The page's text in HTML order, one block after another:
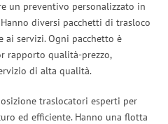
un preventivo personalizzato in
diversi pacchetti di trasloco
ai servizi. Ogni pacchetto è
rapporto qualità-prezzo,
di alta qualità.
traslocatori esperti per
ed efficiente. Hanno una flotta